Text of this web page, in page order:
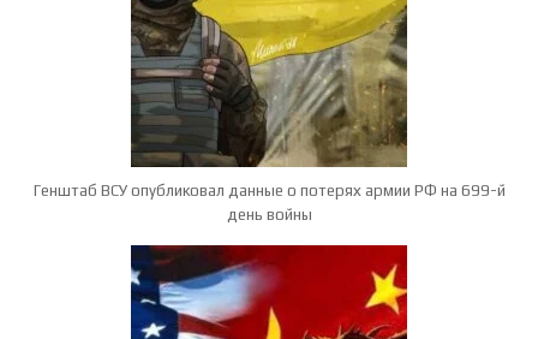
Генштаб ВСУ опубликовал данные о потерях армии РФ на 699-й
день войны